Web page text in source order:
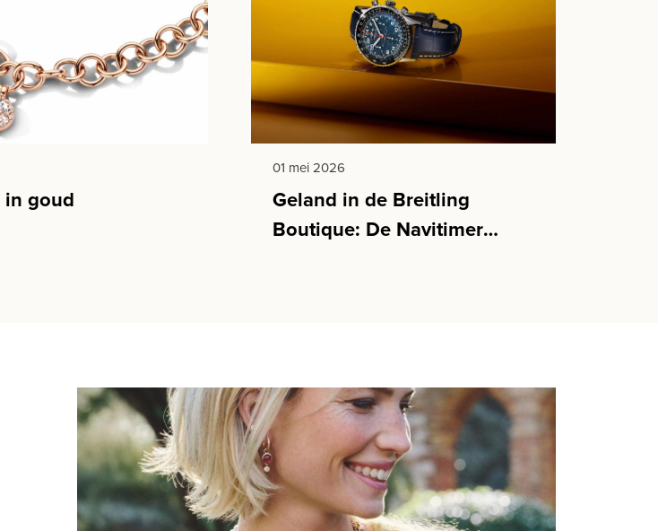
goud
01 mei 2026
Geland in de Breitling
Boutique: De Navitimer